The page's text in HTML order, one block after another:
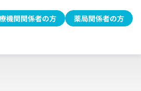
機関関係者の方 薬局関係者の方